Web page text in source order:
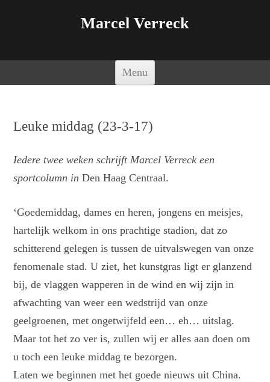
Marcel Verreck
Menu
Leuke middag (23-3-17)
Iedere twee weken schrijft Marcel Verreck een
sportcolumn in Den Haag Centraal.
‘Goedemiddag, dames en heren, jongens en meisjes,
hartelijk welkom in ons prachtige stadion, dat zo
schitterend gelegen is tussen de uitvalswegen van onze
fenomenale stad. U ziet, het kunstgras ligt er glanzend
bij, de vlaggen wapperen in de wind en wij zijn in
afwachting van weer een wedstrijd van onze
geelgroenen, met ongetwijfeld een… eh… uitslag.
Maar tot het zo ver is, zullen wij er alles aan doen om
u toch een leuke middag te bezorgen.
Laten we beginnen met het goede nieuws uit China.